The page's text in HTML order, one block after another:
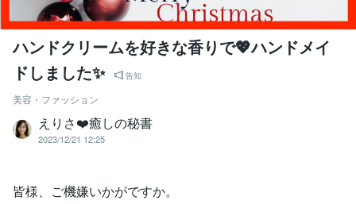
ハンドクリームを好きな香りで💖ハンドメイ
ドしました✨
告知
美容・ファッション
えりさ❤️癒しの秘書
2023/12/21 12:25
皆様、ご機嫌いかがですか。